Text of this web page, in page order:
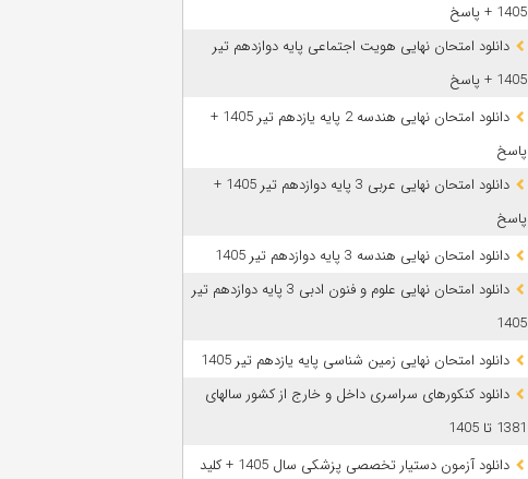
1405 + پاسخ
دانلود امتحان نهایی هویت اجتماعی پایه دوازدهم تیر
1405 + پاسخ
دانلود امتحان نهایی هندسه 2 پایه یازدهم تیر 1405 +
پاسخ
دانلود امتحان نهایی عربی 3 پایه دوازدهم تیر 1405 +
پاسخ
دانلود امتحان نهایی هندسه 3 پایه دوازدهم تیر 1405
دانلود امتحان نهایی علوم و فنون ادبی 3 پایه دوازدهم تیر
1405
دانلود امتحان نهایی زمین شناسی پایه یازدهم تیر 1405
دانلود کنکورهای سراسری داخل و خارج از کشور سالهای
1381 تا 1405
دانلود آزمون دستیار تخصصی پزشکی سال 1405 + کلید